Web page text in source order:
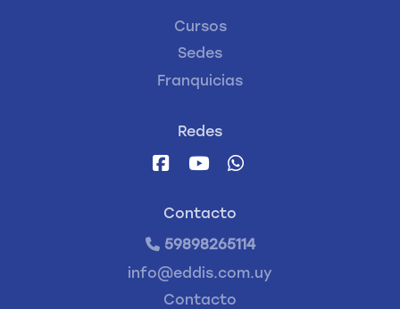
Cursos
Sedes
Franquicias
Redes
Contacto
59898265114
info@eddis.com.uy
Contacto